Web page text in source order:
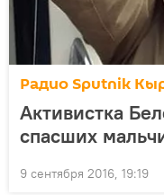
Радио Sputnik
Активистка
спасших
9 сентября 2016, 19:19